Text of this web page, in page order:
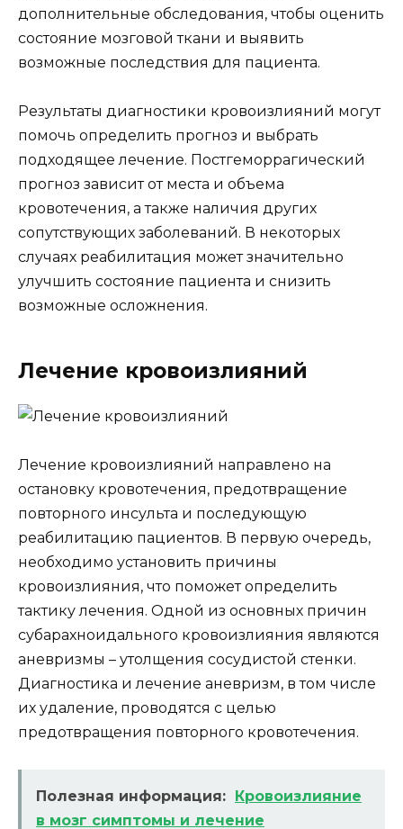
дополнительные обследования, чтобы оценить
состояние мозговой ткани и выявить
возможные последствия для пациента.
Результаты диагностики кровоизлияний могут
помочь определить прогноз и выбрать
подходящее лечение. Постгеморрагический
прогноз зависит от места и объема
кровотечения, а также наличия других
сопутствующих заболеваний. В некоторых
случаях реабилитация может значительно
улучшить состояние пациента и снизить
возможные осложнения.
Лечение кровоизлияний
Лечение кровоизлияний направлено на
остановку кровотечения, предотвращение
повторного инсульта и последующую
реабилитацию пациентов. В первую очередь,
необходимо установить причины
кровоизлияния, что поможет определить
тактику лечения. Одной из основных причин
субарахноидального кровоизлияния являются
аневризмы – утолщения сосудистой стенки.
Диагностика и лечение аневризм, в том числе
их удаление, проводятся с целью
предотвращения повторного кровотечения.
Полезная информация: Кровоизлияние
в мозг симптомы и лечение